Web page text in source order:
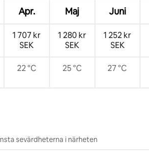
Apr. Maj Juni
1 707 kr
SEK
1 280 kr
SEK
1 252 kr
SEK
22 °C 25 °C 27 °C
sevärdheterna i närheten